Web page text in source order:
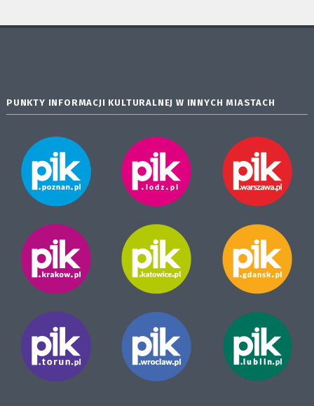
PUNKTY INFORMACJI KULTURALNEJ W INNYCH MIASTACH